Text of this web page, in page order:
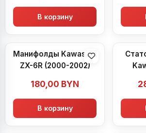
В корзину
Манифолды Kawasaki
ZX-6R (2000-2002)
180,00 BYN
В корзину